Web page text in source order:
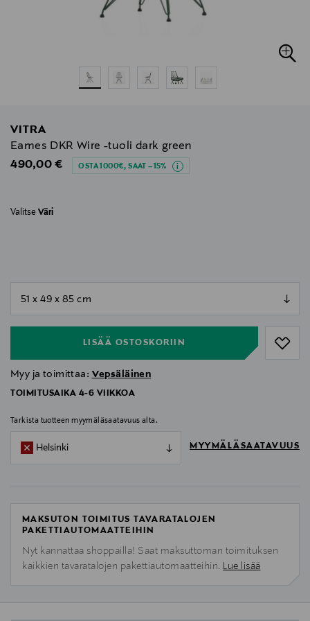
VITRA
Eames DKR Wire -tuoli dark green
Original Price
490,00 € OSTA 1000€, SAAT –15%
Valitse Väri
LISÄÄ OSTOSKORIIN
Myy ja toimittaa: Vepsäläinen
TOIMITUSAIKA 4-6 VIIKKOA
Tarkista tuotteen myymäläsaatavuus alta.
Helsinki MYYMÄLÄSAATAVUUS
MAKSUTON TOIMITUS TAVARATALOJEN
PAKETTIAUTOMAATTEIHIN
Nyt kannattaa shoppailla! Saat maksuttoman toimituksen
kaikkien tavaratalojen pakettiautomaatteihin. Lue lisää